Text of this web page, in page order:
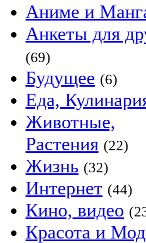
Аниме и
Анкеты для
(69)
Будущее (6)
Еда,
Животные,
Растения (22)
Жизнь (32)
Интернет (44)
Кино, видео
Красота и